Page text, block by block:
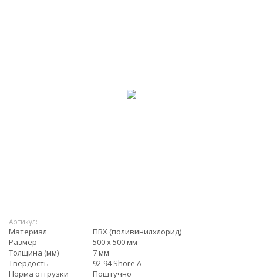
Артикул:
Материал
ПВХ (поливинилхлорид)
Размер
500 х 500 мм
Толщина (мм)
7 мм
Твердость
92-94 Shore A
Норма отгрузки
Поштучно